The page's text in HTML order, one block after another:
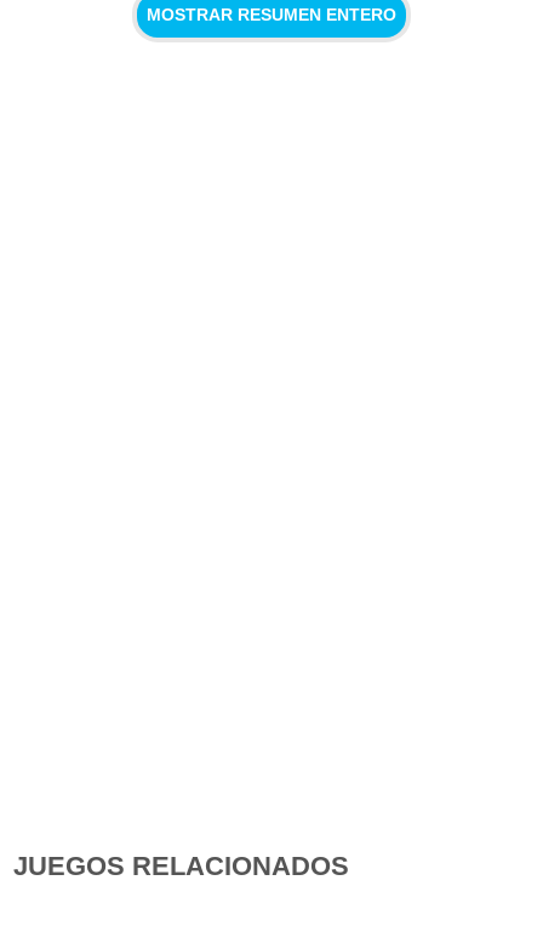
MOSTRAR RESUMEN ENTERO
JUEGOS RELACIONADOS